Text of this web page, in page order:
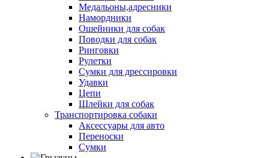
Медальоны,адресники
Намордники
Ошейники для собак
Поводки для собак
Ринговки
Рулетки
Сумки для дрессировки
Удавки
Цепи
Шлейки для собак
Транспортировка собаки
Аксессуары для авто
Переноски
Сумки